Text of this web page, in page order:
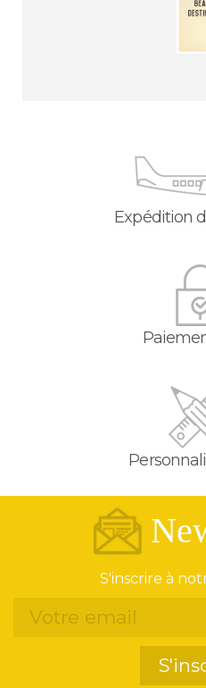
Expédition
S'inscrire à